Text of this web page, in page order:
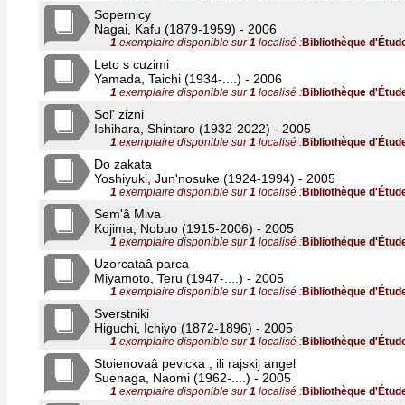
Sopernicy
Nagai, Kafu (1879-1959) - 2006
1 exemplaire disponible sur1 localisé :Bibliothèque
Leto s cuzimi
Yamada, Taichi (1934-....) - 2006
1 exemplaire disponible sur1 localisé :Bibliothèque
Sol' zizni
Ishihara, Shintaro (1932-2022) - 2005
1 exemplaire disponible sur1 localisé :Bibliothèque
Do zakata
Yoshiyuki, Jun'nosuke (1924-1994) - 2005
1 exemplaire disponible sur1 localisé :Bibliothèque
Sem'â Miva
Kojima, Nobuo (1915-2006) - 2005
1 exemplaire disponible sur1 localisé :Bibliothèque
Uzorcataâ parca
Miyamoto, Teru (1947-....) - 2005
1 exemplaire disponible sur1 localisé :Bibliothèque
Sverstniki
Higuchi, Ichiyo (1872-1896) - 2005
1 exemplaire disponible sur1 localisé :Bibliothèque
Stoienovaâ pevicka , ili rajskij angel
Suenaga, Naomi (1962-....) - 2005
1 exemplaire disponible sur1 localisé :Bibliothèque